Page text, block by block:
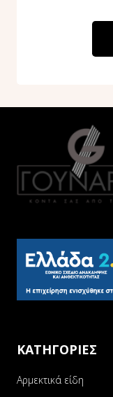
ΚΑΤΗΓΟΡΙΕΣ
Αρμεκτικά είδη